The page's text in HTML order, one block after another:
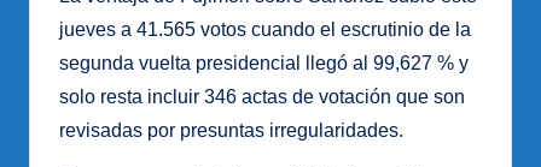
jueves a 41.565 votos cuando el escrutinio de la
segunda vuelta presidencial llegó al 99,627 % y
solo resta incluir 346 actas de votación que son
revisadas por presuntas irregularidades.